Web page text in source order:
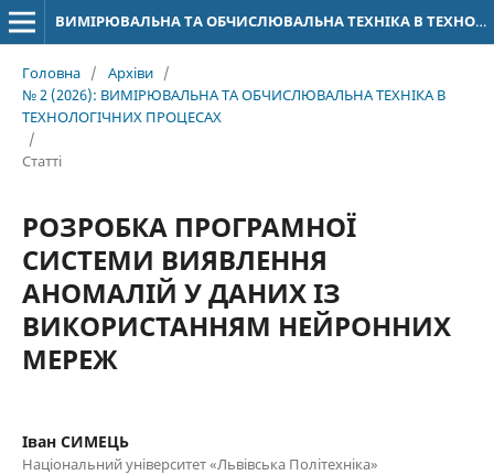
ВИМІРЮВАЛЬНА ТА ОБЧИСЛЮВАЛЬНА ТЕХНІКА В ТЕХНОЛОГІЧНИХ ПРОЦЕСАХ
Головна / Архіви /
№ 2 (2026): ВИМІРЮВАЛЬНА ТА ОБЧИСЛЮВАЛЬНА ТЕХНІКА В
ТЕХНОЛОГІЧНИХ ПРОЦЕСАХ
/
Статті
РОЗРОБКА ПРОГРАМНОЇ
СИСТЕМИ ВИЯВЛЕННЯ
АНОМАЛІЙ У ДАНИХ ІЗ
ВИКОРИСТАННЯМ НЕЙРОННИХ
МЕРЕЖ
Іван СИМЕЦЬ
Національний університет «Львівська Політехніка»